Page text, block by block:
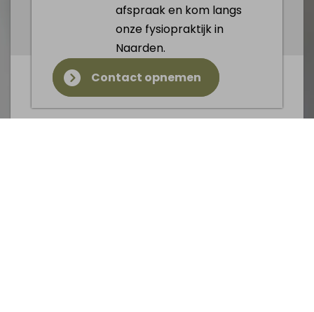
afspraak en kom langs
onze fysiopraktijk in
Naarden.
Contact opnemen